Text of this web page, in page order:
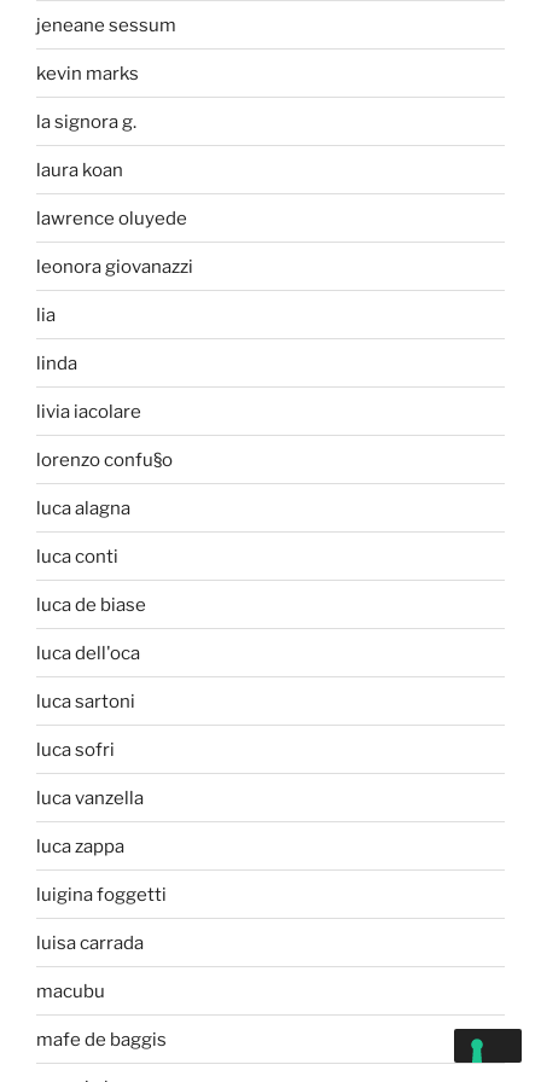
jeneane sessum
kevin marks
la signora g.
laura koan
lawrence oluyede
leonora giovanazzi
lia
linda
livia iacolare
lorenzo confu§o
luca alagna
luca conti
luca de biase
luca dell'oca
luca sartoni
luca sofri
luca vanzella
luca zappa
luigina foggetti
luisa carrada
macubu
mafe de baggis